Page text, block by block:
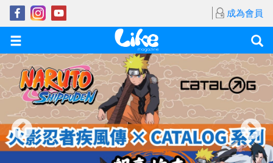
成為會員